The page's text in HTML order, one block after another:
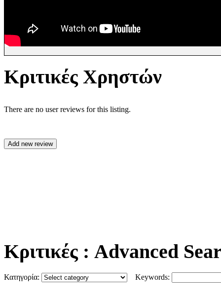
Κριτικές Χρηστών
There are no user reviews for this listing.
Κριτικές : Advanced
Κατηγορία: Keywords: